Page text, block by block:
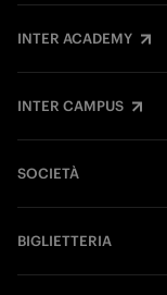
INTER ACADEMY
INTER CAMPUS
SOCIETÀ
BIGLIETTERIA